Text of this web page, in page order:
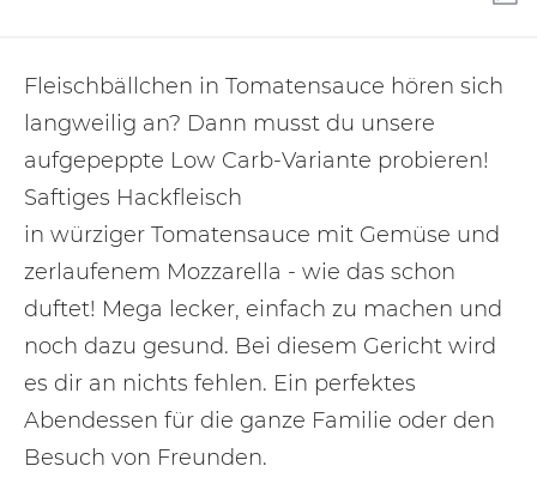
Fleischbällchen in Tomatensauce hören sich
langweilig an? Dann musst du unsere
aufgepeppte Low Carb-Variante probieren!
Saftiges Hackfleisch
in würziger Tomatensauce mit Gemüse und
zerlaufenem Mozzarella - wie das schon
duftet! Mega lecker, einfach zu machen und
noch dazu gesund. Bei diesem Gericht wird
es dir an nichts fehlen. Ein perfektes
Abendessen für die ganze Familie oder den
Besuch von Freunden.